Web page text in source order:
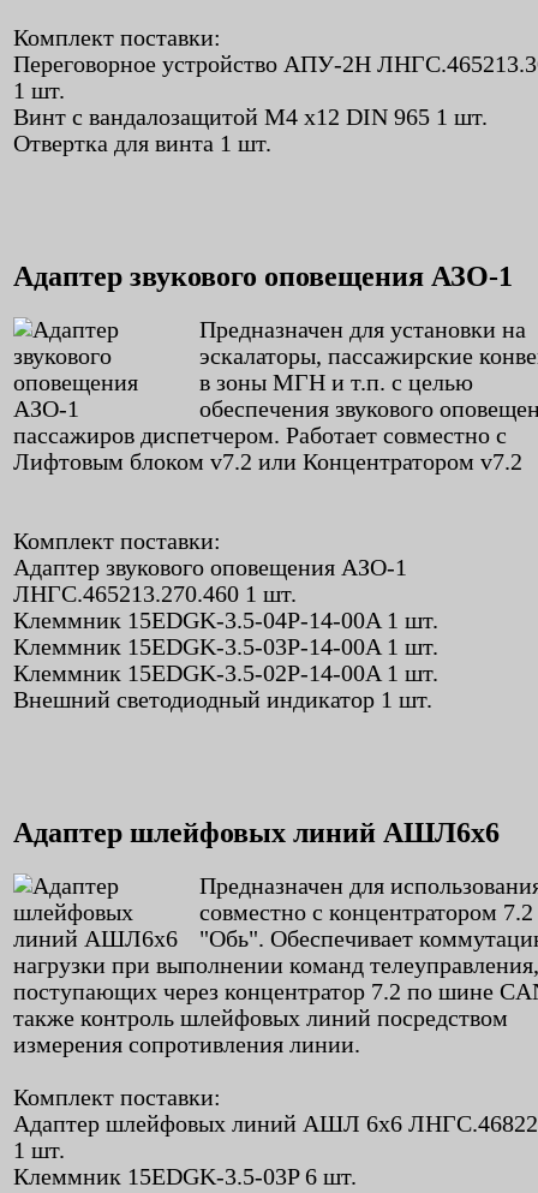
Комплект поставки:
Переговорное устройство АПУ-2Н
1 шт.
Винт с вандалозащитой M4 x12 DIN 965 1 шт.
Отвертка для винта 1 шт.
Адаптер звукового оповещения АЗО-1
Предназначен для установки на
эскалаторы, пассажирские
в зоны МГН и т.п. с целью
обеспечения звукового
пассажиров диспетчером. Работает совместно с
Лифтовым блоком v7.2 или Концентратором v7.2
Комплект поставки:
Адаптер звукового оповещения АЗО-1
ЛНГС.465213.270.460 1 шт.
Клеммник 15EDGK-3.5-04P-14-00A 1 шт.
Клеммник 15EDGK-3.5-03P-14-00A 1 шт.
Клеммник 15EDGK-3.5-02P-14-00A 1 шт.
Внешний светодиодный индикатор 1 шт.
Адаптер шлейфовых линий АШЛ6х6
Предназначен для
совместно с концентратором
"Обь". Обеспечивает
нагрузки при выполнении команд телеуправления,
поступающих через концентратор 7.2 по шине
также контроль шлейфовых линий посредством
измерения сопротивления линии.
Комплект поставки:
Адаптер шлейфовых линий АШЛ 6х6
1 шт.
Клеммник 15EDGK-3.5-03P 6 шт.